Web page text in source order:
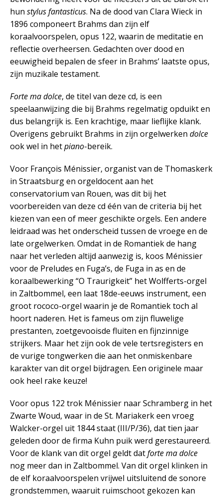
hun stylus fantasticus. Na de dood van Clara Wieck in
1896 componeert Brahms dan zijn elf
koraalvoorspelen, opus 122, waarin de meditatie en
reflectie overheersen. Gedachten over dood en
eeuwigheid bepalen de sfeer in Brahms’ laatste opus,
zijn muzikale testament.
Forte ma dolce, de titel van deze cd, is een
speelaanwijzing die bij Brahms regelmatig opduikt en
dus belangrijk is. Een krachtige, maar lieflijke klank.
Overigens gebruikt Brahms in zijn orgelwerken dolce
ook wel in hetpiano-bereik.
Voor François Ménissier, organist van de Thomaskerk
in Straatsburg en orgeldocent aan het
conservatorium van Rouen, was dit bij het
voorbereiden van deze cd één van de criteria bij het
kiezen van een of meer geschikte orgels. Een andere
leidraad was het onderscheid tussen de vroege en de
late orgelwerken. Omdat in de Romantiek de hang
naar het verleden altijd aanwezig is, koos Ménissier
voor de Preludes en Fuga’s, de Fuga in as en de
koraalbewerking “O Traurigkeit” het Wolfferts-orgel
in Zaltbommel, een laat 18de-eeuws instrument, een
groot rococo-orgel waarin je de Romantiek toch al
hoort naderen. Het is fameus om zijn fluwelige
prestanten, zoetgevooisde fluiten en fijnzinnige
strijkers. Maar het zijn ook de vele tertsregisters en
de vurige tongwerken die aan het onmiskenbare
karakter van dit orgel bijdragen. Een originele maar
ook heel rake keuze!
Voor opus 122 trok Ménissier naar Schramberg in het
Zwarte Woud, waar in de St. Mariakerk een vroeg
Walcker-orgel uit 1844 staat (III/P/36), dat tien jaar
geleden door de firma Kuhn puik werd gerestaureerd.
Voor de klank van dit orgel geldt datforte ma dolce
nog meer dan in Zaltbommel. Van dit orgel klinken in
de elf koraalvoorspelen vrijwel uitsluitend de sonore
grondstemmen, waaruit ruimschoot gekozen kan